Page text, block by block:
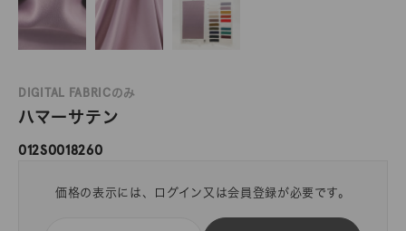
DIGITAL FABRICのみ
ハマーサテン
012S0018260
価格の表示には、ログイン又は会員登録が必要です。